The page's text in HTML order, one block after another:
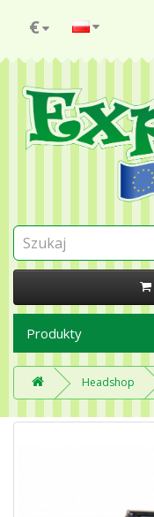
€
Produkty
Headshop